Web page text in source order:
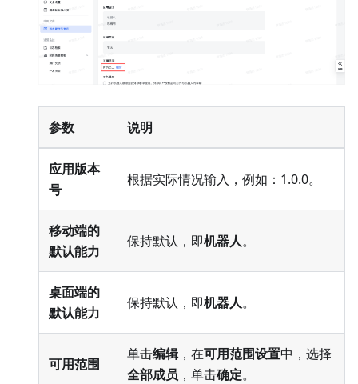
参数 说明
应用版本
号
根据实际情况输入，例如：1.0.0。
移动端的
默认能力
保持默认，即机器人。
桌面端的
默认能力
保持默认，即机器人。
可用范围
单击编辑，在可用范围设置中，选择
全部成员 ，单击确定。